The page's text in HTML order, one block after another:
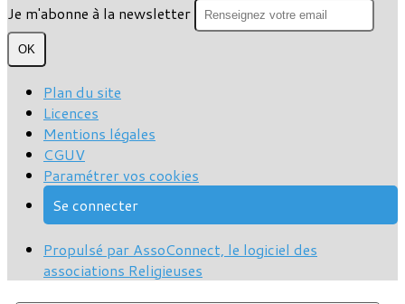
Je m'abonne à la newsletter
OK
Plan du site
Licences
Mentions légales
CGUV
Paramétrer vos cookies
Se connecter
Propulsé par AssoConnect, le logiciel des
associations Religieuses